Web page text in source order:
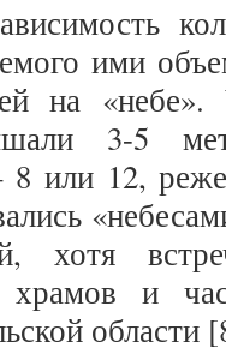
ими
на
3-5
8 или 12,
хотя
храмов и
области